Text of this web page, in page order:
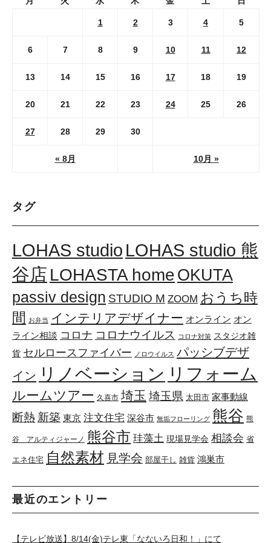
« 8月 10月 »
1 2 3 4 5
6 7 8 9 10 11 12
13 14 15 16 17 18 19
20 21 22 23 24 25 26
27 28 29 30
タグ
LOHAS studio LOHAS studio 熊
谷店 LOHASTA homeOKUTA
passiv design STUDIO M ZOOM おうち時
間
お弁当 インテリアデザイナー オンライン オン
ライン相談 コロナ コロナウイルス コロナ対策 スタジオ雑
貨 セルロースファイバー ノロウイルス パッシブデザ
イン リノベーション リフォーム
ルームツアー 久喜市 埼玉 埼玉県 太田市 家事動線
断熱 新築 東京 注文住宅 深谷市 無垢フローリング 熊谷 熊
谷 アルティジャーノ 熊谷市 珪藻土 現場見学会 相談会 省
エネ住宅 自然素材 見学会 部屋干し 雑貨 鴻巣市
最近のエントリー
【テレビ放送】8/14(金)テレ東「なないろ日和！」にて